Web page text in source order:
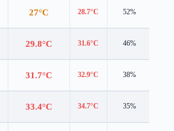
27°C 28.7°C 52%
29.8°C 31.6°C 46%
31.7°C 32.9°C 38%
33.4°C 34.7°C 35%